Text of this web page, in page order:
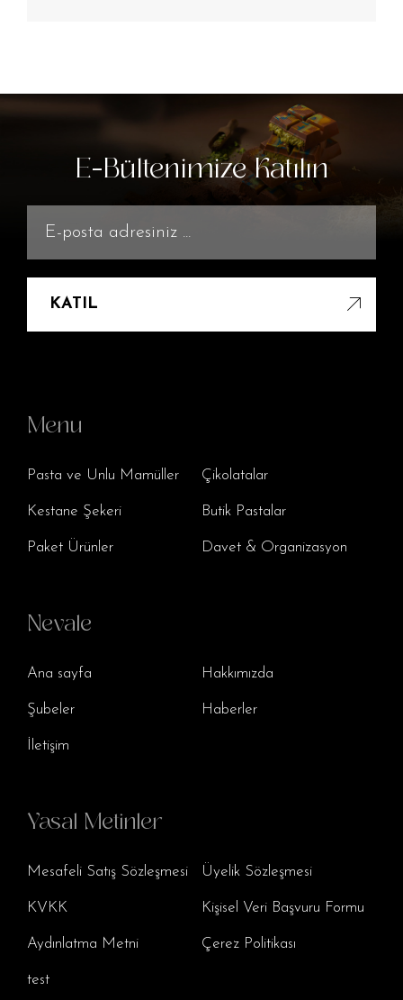
E-Bültenimize Katılın
KATIL
Menu
Pasta ve Unlu Mamüller Çikolatalar
Kestane Şekeri Butik Pastalar
Paket Ürünler Davet & Organizasyon
Nevale
Ana sayfa Hakkımızda
Şubeler Haberler
İletişim
Yasal Metinler
Mesafeli Satış Sözleşmesi Üyelik Sözleşmesi
KVKK Kişisel Veri Başvuru Formu
Aydınlatma Metni Çerez Politikası
test